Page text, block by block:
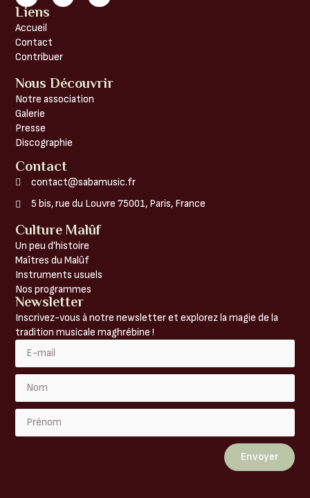
Liens
Accueil
Contact
Contribuer
Nous Découvrir
Notre association
Galerie
Presse
Discographie
Contact
contact@sabamusic.fr
5 bis, rue du Louvre 75001, Paris, France
Culture Malûf
Un peu d'histoire
Maîtres du Malûf
Instruments usuels
Nos programmes
Newsletter
Inscrivez-vous à notre newsletter et explorez la magie de la
tradition musicale maghrébine !
Envoyer